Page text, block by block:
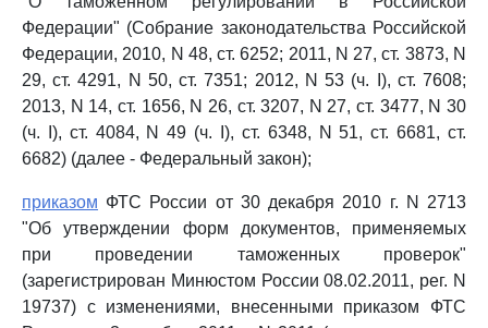
Федерации" (Собрание законодательства Российской
Федерации, 2010, N 48, ст. 6252; 2011, N 27, ст. 3873, N
29, ст. 4291, N 50, ст. 7351; 2012, N 53 (ч. I), ст. 7608;
2013, N 14, ст. 1656, N 26, ст. 3207, N 27, ст. 3477, N 30
(ч. I), ст. 4084, N 49 (ч. I), ст. 6348, N 51, ст. 6681, ст.
6682) (далее - Федеральный закон);
приказом ФТС России от 30 декабря 2010 г. N 2713
"Об утверждении форм документов, применяемых
при проведении таможенных проверок"
(зарегистрирован Минюстом России 08.02.2011, рег. N
19737) с изменениями, внесенными приказом ФТС